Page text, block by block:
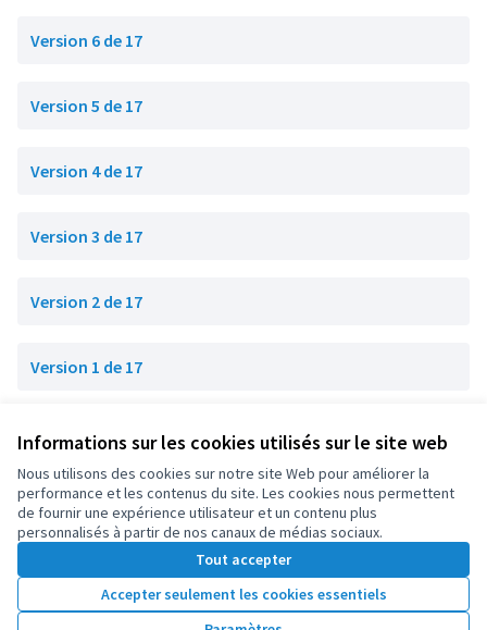
Informations sur les cookies utilisés sur le site web
Nous utilisons des cookies sur notre site Web pour améliorer la
performance et les contenus du site. Les cookies nous permettent
de fournir une expérience utilisateur et un contenu plus
personnalisés à partir de nos canaux de médias sociaux.
Tout accepter
Accepter seulement les cookies essentiels
Version 6 de 17
Version 5 de 17
Version 4 de 17
Version 3 de 17
Version 2 de 17
Version 1 de 17
Conditions d'utilisation
Paramètres des cookies
OIDP sur X
(Lien externe)
OIDP sur Facebook
(Lien externe)
OIDP sur YouTube
(Lien externe)
Français
Choose languageChoisir la langueElegir el idioma
Licence
(Lien